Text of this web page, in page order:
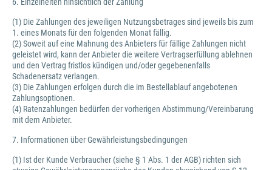
(1) Die Zahlungen des jeweiligen Nutzungsbetrages sind jeweils bis zum
1. eines Monats für den folgenden Monat fällig.
(2) Soweit auf eine Mahnung des Anbieters für fällige Zahlungen nicht
geleistet wird, kann der Anbieter die weitere Vertragserfüllung ablehnen
und den Vertrag fristlos kündigen und/oder gegebenenfalls
Schadenersatz verlangen.
(3) Die Zahlungen erfolgen durch die im Bestellablauf angebotenen
Zahlungsoptionen.
(4) Ratenzahlungen bedürfen der vorherigen Abstimmung/Vereinbarung
mit dem Anbieter.
7. Informationen über Gewährleistungsbedingungen
(1) Ist der Kunde Verbraucher (siehe § 1 Abs. 1 der AGB) richten sich